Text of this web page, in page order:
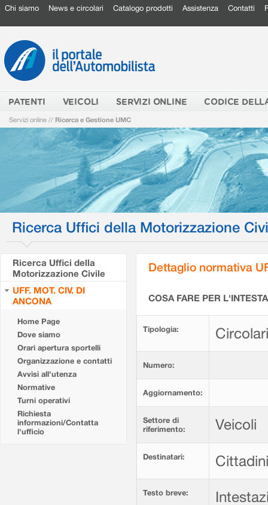
Chi siamo News e circolari Catalogo prodotti Assistenza Contatti
PATENTI VEICOLI SERVIZI ONLINE CODICE
Servizi online // Ricerca e Gestione UMC
Ricerca Uffici della Motorizzazione
Ricerca Uffici della
Motorizzazione Civile
UFF. MOT. CIV. DI
ANCONA
Home Page
Dove siamo
Orari apertura sportelli
Organizzazione e contatti
Avvisi all'utenza
Normative
Turni operativi
Richiesta
informazioni/Contatta
l'ufficio
Dettaglio normativa
COSA FARE PER
Tipologia: Circolari
Numero:
Aggiornamento:
Settore di
riferimento:
Veicoli
Destinatari:
Testo breve: